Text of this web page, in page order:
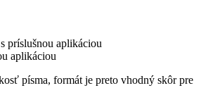
príslušnou aplikáciou
aplikáciou
písma, formát je preto vhodný skôr pre